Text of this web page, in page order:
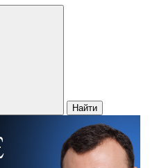
Найти